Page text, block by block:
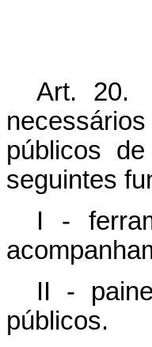
Art. 20.
públicos
seguintes
I -
II -
públicos.